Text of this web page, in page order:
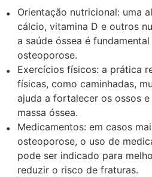
Orientação nutricional: uma
cálcio, vitamina D e outros
a saúde óssea é
osteoporose.
Exercícios físicos: a prática
físicas, como caminhadas,
ajuda a fortalecer os ossos
massa óssea.
Medicamentos: em casos
osteoporose, o uso de
pode ser indicado para
reduzir o risco de fraturas.